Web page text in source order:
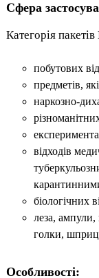
Сфера
Категорія
побутових
предметів,
наркозно-
відходів
біологічних
леза, ампули,
голки,
Особливості: